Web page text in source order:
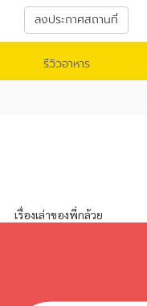
ลงประกาศสถานที่
รีวิวอาหาร
เรื่องเล่าของพี่กล้วย